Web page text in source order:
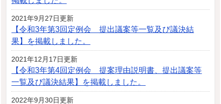
2021年9月27日更新
【令和3年第3回定例会 提出議案等一覧及び議決結
果】を掲載しました。
2021年12月17日更新
【令和3年第4回定例会 提案理由説明書、提出議案等
一覧及び議決結果】を掲載しました。
2022年9月30日更新